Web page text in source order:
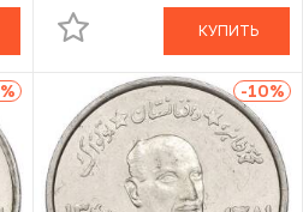
КУПИТЬ
% -10%